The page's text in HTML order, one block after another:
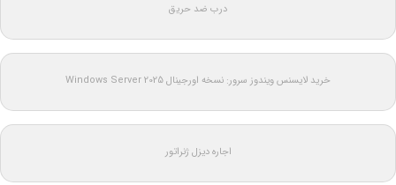
درب ضد حریق
خرید لایسنس ویندوز سرور: نسخه اورجینال Windows Server 2025
اجاره دیزل ژنراتور